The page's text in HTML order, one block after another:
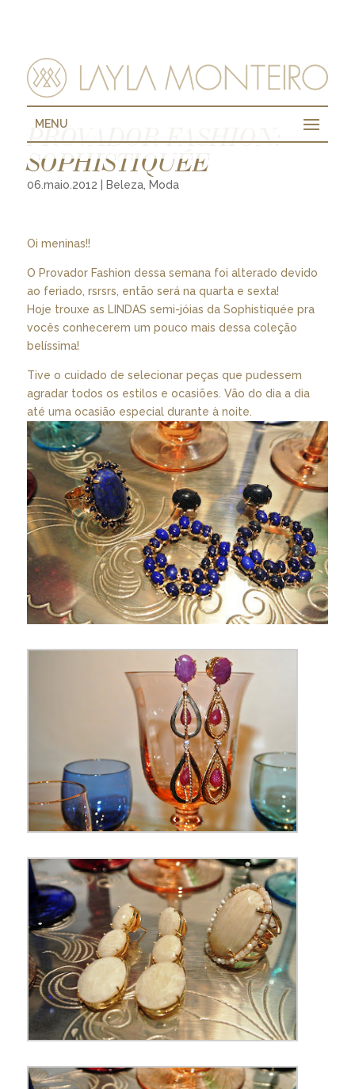
MENU
PROVADOR FASHION:
SOPHISTIQUÉE
06.maio.2012 Beleza, Moda
Oi meninas!!
O Provador Fashion dessa semana foi alterado devido
ao feriado, rsrsrs, então será na quarta e sexta!
Hoje trouxe as LINDAS semi-jóias da Sophistiquée pra
vocês conhecerem um pouco mais dessa coleção
belíssima!
Tive o cuidado de selecionar peças que pudessem
agradar todos os estilos e ocasiões. Vão do dia a dia
até uma ocasião especial durante à noite.